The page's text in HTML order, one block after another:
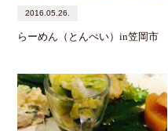
2016.05.26.
らーめん（とんぺい）in笠岡市